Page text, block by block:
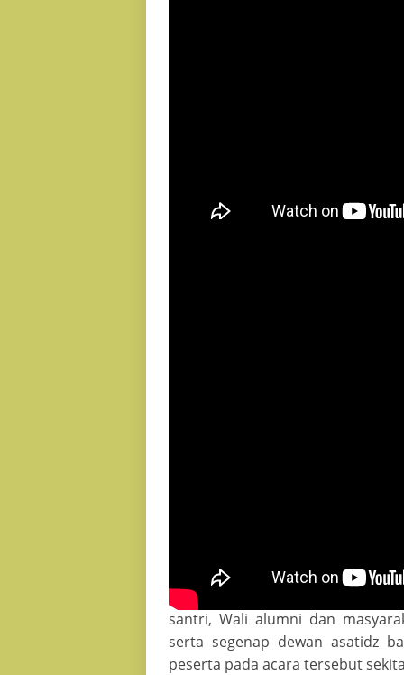
Turut hadir dalam acara
santri, Wali alumni dan
serta segenap dewan asatidz
peserta pada acara tersebut